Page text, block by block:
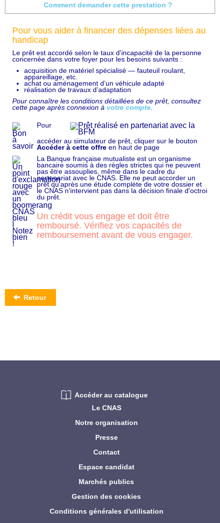
Comment demander cette prestation ?
Pour vous aider à financer des dépenses liées au
handicap
Le prêt est accordé selon le taux d'incapacité de la personne
concernée dans votre foyer pour les besoins suivants :
acquisition de matériel spécialisé — fauteuil roulant,
appareillage, etc.
achat ou aménagement d’un véhicule adapté
réalisation de travaux d’adaptation
Pour connaître les conditions détaillées de ce prêt, consultez
cette page après connexion à votre compte
Pour
accéder au simulateur de prêt, cliquer sur le bouton
Accéder à cette offre en haut de page
La Banque française mutualiste est un organisme
bancaire soumis à des règles strictes qui ne peuvent
pas être assouplies, même dans le cadre du
partenariat avec le CNAS. Elle ne peut accorder un
prêt qu'après une étude complète de votre dossier et
le CNAS n'intervient pas dans la décision finale d'octroi
du prêt.
Un crédit vous engage et doit être
remboursé. Vérifiez vos capacités de
remboursement avant de vous engager.
Retour
Le CNAS
Notre organisation
Presse
Contact
Espace candidat
Marchés publics
Gestion des cookies
Conditions générales d'utilisation
Accéder au catalogue